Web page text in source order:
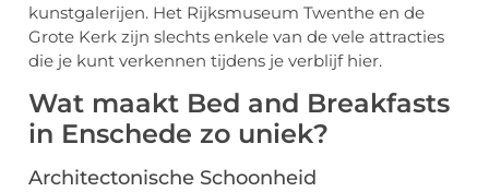
kunstgalerijen. Het Rijksmuseum Twenthe en de
Grote Kerk zijn slechts enkele van de vele attracties
die je kunt verkennen tijdens je verblijf hier.
Wat maakt Bed and Breakfasts
in Enschede zo uniek?
Architectonische Schoonheid